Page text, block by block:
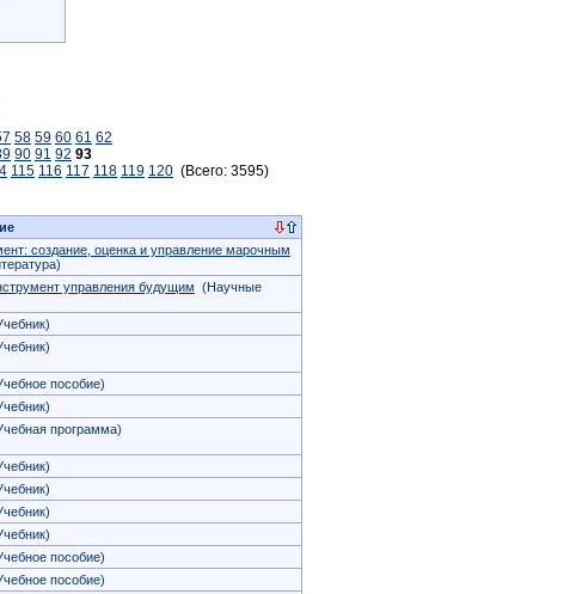
58 59 60 61 62
90 91 92 93
115 116 117 118 119 120 (Всего: 3595)
создание, оценка и управление марочным
управления будущим (Научные
пособие)
программа)
пособие)
пособие)